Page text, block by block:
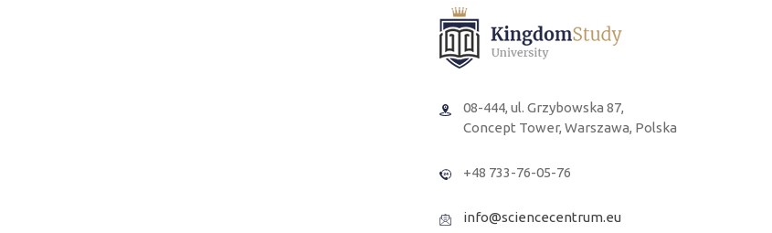
08-444, ul. Grzybowska 87,
Concept Tower, Warszawa, Polska
+48 733-76-05-76
info@sciencecentrum.eu